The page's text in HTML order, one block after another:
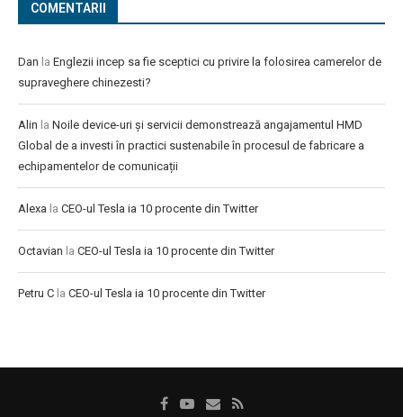
COMENTARII
Dan la Englezii incep sa fie sceptici cu privire la folosirea camerelor de
supraveghere chinezesti?
Alin la Noile device-uri și servicii demonstrează angajamentul HMD
Global de a investi în practici sustenabile în procesul de fabricare a
echipamentelor de comunicații
Alexa la CEO-ul Tesla ia 10 procente din Twitter
Octavian la CEO-ul Tesla ia 10 procente din Twitter
Petru C la CEO-ul Tesla ia 10 procente din Twitter